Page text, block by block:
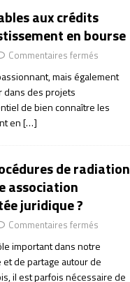
aux crédits
en bourse
Commentaires fermés
mais également
dans des projets
de bien connaître les
en[…]
de radiation
association
juridique ?
Commentaires fermés
important dans notre
de partage autour de
il est parfois nécessaire de